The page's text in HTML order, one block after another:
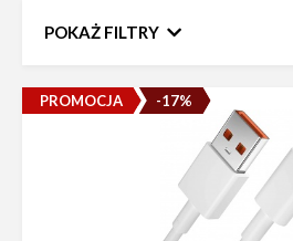
POKAŻ FILTRY
PROMOCJA -17%